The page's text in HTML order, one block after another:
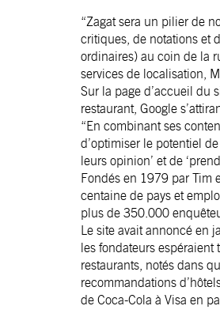
“Zagat sera un pilier de
critiques, de notations et
ordinaires) au coin de la
services de localisation,
Sur la page d’accueil du
restaurant, Google
“En combinant ses
d’optimiser le potentiel
leurs opinion’ et de
Fondés en 1979 par Tim
centaine de pays et
plus de 350.000
Le site avait annoncé en
les fondateurs
restaurants, notés dans
recommandations
de Coca-Cola à Visa en